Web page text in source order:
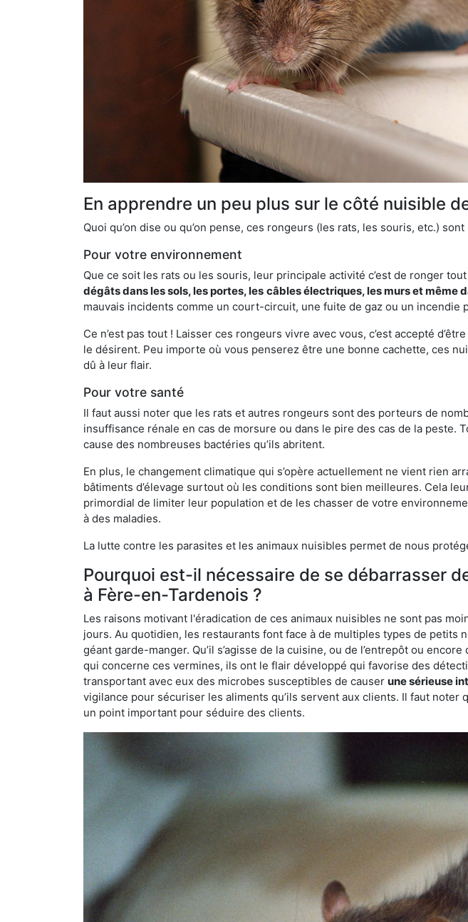
En apprendre un peu plus sur le côté nuisible
Quoi qu’on dise ou qu’on pense, ces rongeurs (les rats, les souris, etc.)
Pour votre environnement
Que ce soit les rats ou les souris, leur principale activité c’est de ronger
dégâts dans les sols, les portes, les câbles électriques, les murs et même
mauvais incidents comme un court-circuit, une fuite de gaz ou un incendie
Ce n’est pas tout ! Laisser ces rongeurs vivre avec vous, c’est accepté
le désirent. Peu importe où vous penserez être une bonne cachette, ces
dû à leur flair.
Pour votre santé
Il faut aussi noter que les rats et autres rongeurs sont des porteurs de
insuffisance rénale en cas de morsure ou dans le pire des cas de la
cause des nombreuses bactéries qu’ils abritent.
En plus, le changement climatique qui s’opère actuellement ne vient rien
bâtiments d’élevage surtout où les conditions sont bien meilleures. Cela
primordial de limiter leur population et de les chasser de votre
à des maladies.
La lutte contre les parasites et les animaux nuisibles permet de nous
Pourquoi est-il nécessaire de se débarrasser
à Fère-en-Tardenois ?
Les raisons motivant l'éradication de ces animaux nuisibles ne sont pas
jours. Au quotidien, les restaurants font face à de multiples types de petits
géant garde-manger. Qu’il s’agisse de la cuisine, ou de l’entrepôt ou
qui concerne ces vermines, ils ont le flair développé qui favorise des
transportant avec eux des microbes susceptibles de causer une sérieuse
vigilance pour sécuriser les aliments qu’ils servent aux clients. Il faut noter
un point important pour séduire des clients.